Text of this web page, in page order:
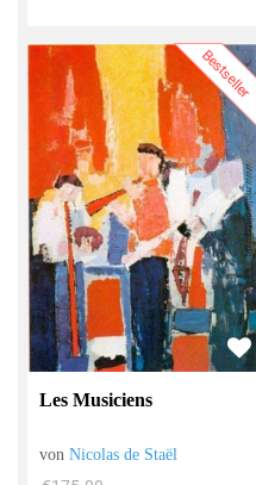
Bestseller
Les Musiciens
vonNicolas de Staël